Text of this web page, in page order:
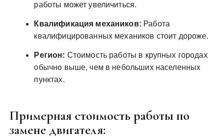
работы может увеличиться.
Квалификация механиков: Работа
квалифицированных механиков стоит дороже.
Регион: Стоимость работы в крупных городах
обычно выше, чем в небольших населенных
пунктах.
Примерная стоимость работы по
замене двигателя: